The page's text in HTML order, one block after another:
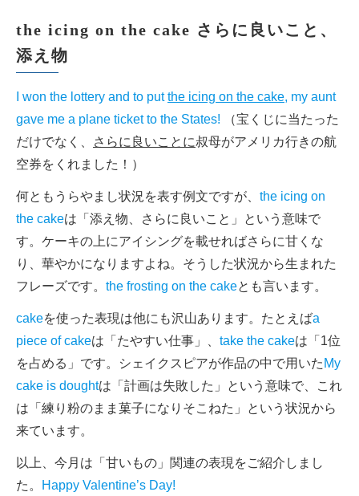
the icing on the cake さらに良いこと、
添え物
I won the lottery and to putthe icing on the cake, my aunt
gave me a plane ticket to the States! （宝くじに当たった
だけでなく、
さらに良いことに叔母がアメリカ行きの航
空券をくれました！）
何ともうらやまし状況を表す例文ですが、 the icing on
the cakeは「添え物、さらに良いこと」という意味で
す。ケーキの上にアイシングを載せればさらに甘くな
り、華やかになりますよね。そうした状況から生まれた
フレーズです。 the frosting on the cakeとも言います。
cakeを使った表現は他にも沢山あります。たとえばa
piece of cakeは「たやすい仕事」、 take the cakeは「1位
を占める」です。シェイクスピアが作品の中で用いた My
cake is doughtは「計画は失敗した」という意味で、これ
は「練り粉のまま菓子になりそこねた」という状況から
来ています。
以上、今月は「甘いもの」関連の表現をご紹介しまし
た。
Happy Valentine’s Day!